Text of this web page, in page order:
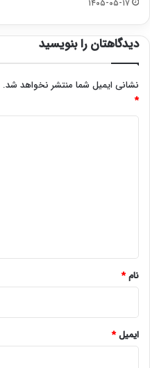
۱۴۰۵-۰۵-۱۷
دیدگاهتان را بنویسید
نشانی ایمیل شما منتشر نخواهد شد.
*
نام*
ایمیل*